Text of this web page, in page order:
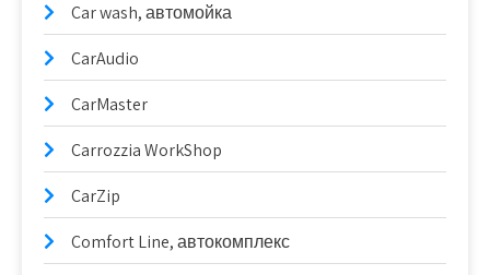
Car wash, автомойка
CarAudio
CarMaster
Carrozzia WorkShop
CarZip
Comfort Line, автокомплекс